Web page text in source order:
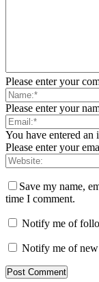
Please enter your
Please enter your
You have entered an
Please enter your
Save my name,
time I comment.
Notify me of
Notify me of